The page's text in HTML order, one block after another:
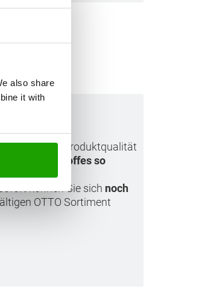
also share
it with
die höchste Produktqualität
oder Klebstoffes so
wir
können Sie sich noch
OTTO Sortiment